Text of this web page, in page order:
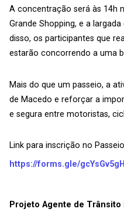
A concentração será às 14h
Grande Shopping, e a
disso, os participantes que
estarão concorrendo a uma
Mais do que um passeio, a
de Macedo e reforçar a
e segura entre motoristas,
Link para inscrição no
https://forms.gle/
Projeto Agente de Trânsito